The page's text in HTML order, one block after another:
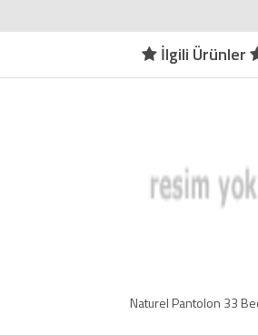
İlgili Ürünler
Naturel Pantolon 33 Beden